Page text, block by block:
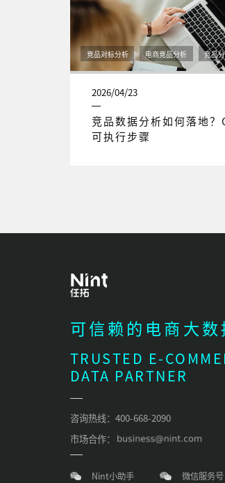
竞品对标分析 电商竞品分析 竞品
2026/04/23
竞品数据分析如何落地？
可执行步骤
可信赖的电商大数
TRUSTED E-
DATA PARTNER
咨询热线：400-668-2090
市场合作：
Nint小助手 微信服务号